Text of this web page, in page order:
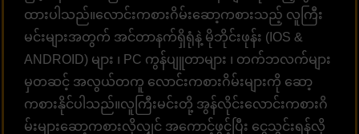
ထားပါသည်။လောင်းကစားဂိမ်းဆော့ကစားသည့် လူကြီး
မင်းများအတွက် အင်တာနက်ရှိရုံနဲ့ မိုဘိုင်းဖုန်း (IOS &
ANDROID) များ ၊ PC ကွန်ပျူတာများ ၊ တက်ဘလက်များ
မှတဆင့် အလွယ်တကူ လောင်းကစားဂိမ်းများကို ဆော့
ကစားနိုင်ပါသည်။လူကြီးမင်းတို့ အွန်လိုင်းလောင်းကစားဂိ
မ်းများဆော့ကစားလိုလျှင် အကောင့်ဖွင့်ပြီး ငွေသွင်းရန်လို